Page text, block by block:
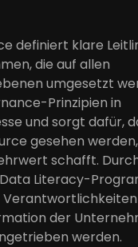
definiert klare
die auf allen
umgesetzt
Prinzipien in
und sorgt dafür,
gesehen werden,
schafft.
Literacy-
der
werden.